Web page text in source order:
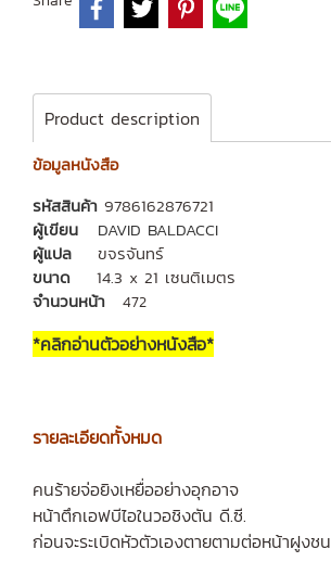
Product description
ข้อมูลหนังสือ
รหัสสินค้า 9786162876721
ผู้เขียน
DAVID BALDACCI
ผู้แปล ขจรจันทร์
ขนาด 14.3 x 21 เซนติเมตร
จำนวนหน้า
472
*คลิกอ่านตัวอย่างหนังสือ*
รายละเอียดทั้งหมด
คนร้ายจ่อยิงเหยื่ออย่างอุกอาจ
หน้าตึกเอฟบีไอในวอชิงตัน ดี.ซี.
ก่อนจะระเบิดหัวตัวเองตายตามต่อหน้าฝูงชน